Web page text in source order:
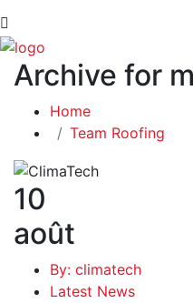
Archive for
Home
Team Roofing
10
août
By: climatech
Latest News